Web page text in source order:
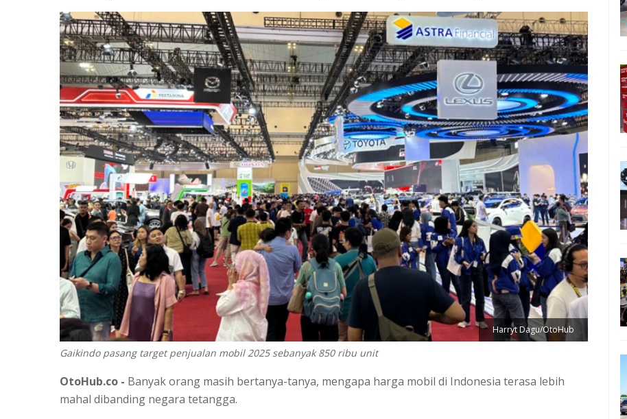
Harryt Dagu/OtoHub
Gaikindo pasang target penjualan mobil 2025 sebanyak 850 ribu unit
OtoHub.co - Banyak orang masih bertanya-tanya, mengapa harga mobil di Indonesia terasa lebih
mahal dibanding negara tetangga.